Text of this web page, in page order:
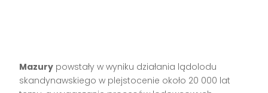
Mazury powstały w wyniku działania lądolodu
skandynawskiego w plejstocenie około 20 000 lat